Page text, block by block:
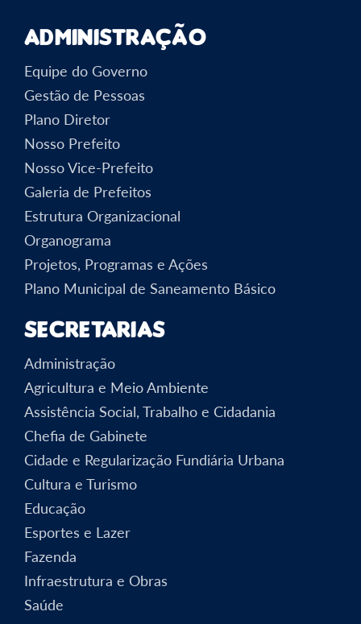
Administração
Equipe do Governo
Gestão de Pessoas
Plano Diretor
Nosso Prefeito
Nosso Vice-Prefeito
Galeria de Prefeitos
Estrutura Organizacional
Organograma
Projetos, Programas e Ações
Plano Municipal de Saneamento Básico
Secretarias
Administração
Agricultura e Meio Ambiente
Assistência Social, Trabalho e Cidadania
Chefia de Gabinete
Cidade e Regularização Fundiária Urbana
Cultura e Turismo
Educação
Esportes e Lazer
Fazenda
Infraestrutura e Obras
Saúde